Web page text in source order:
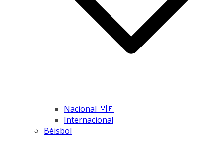
Nacional 🇻🇪
Internacional
Béisbol